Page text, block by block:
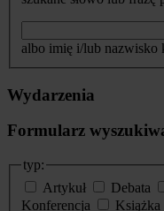
albo imię i/lub nazwisko
Wydarzenia
Formularz
typ:
Artykuł
Debata
Konferencja
Książka